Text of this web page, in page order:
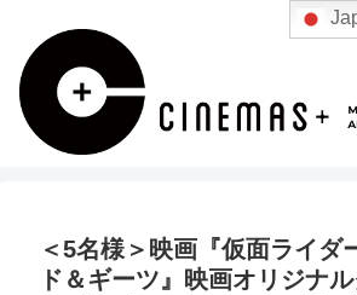
＜5名様＞映画『仮面ライダ
ド＆ギーツ』映画オリジナ